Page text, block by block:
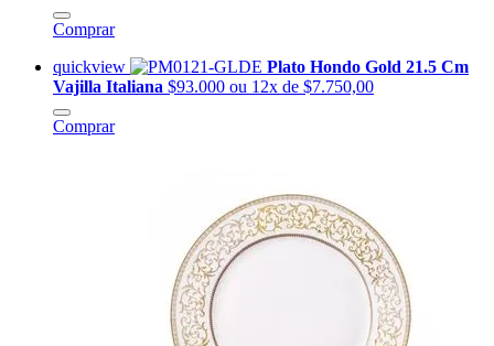
Comprar
quickview
Plato Hondo Gold 21.5 Cm
Vajilla Italiana $93.000 ou 12x de $7.750,00
Comprar